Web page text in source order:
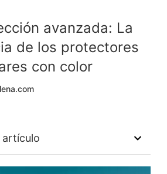
avanzada: La
de los protectores
con color
artículo